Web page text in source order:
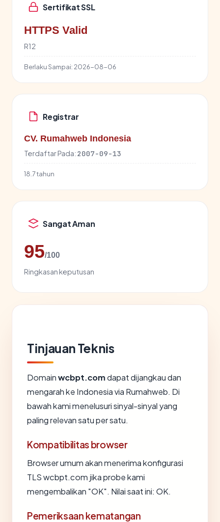
Sertifikat SSL
HTTPS Valid
R12
Berlaku Sampai: 2026-08-06
Registrar
CV. Rumahweb Indonesia
Terdaftar Pada: 2007-09-13
18.7 tahun
Sangat Aman
95/100
Ringkasan keputusan
Tinjauan Teknis
Domainwcbpt.comdapat dijangkau dan
mengarah ke Indonesia via Rumahweb. Di
bawah kami menelusuri sinyal-sinyal yang
paling relevan satu per satu.
Kompatibilitas browser
Browser umum akan menerima konfigurasi
TLS wcbpt.com jika probe kami
mengembalikan "OK". Nilai saat ini: OK.
Pemeriksaan kematangan